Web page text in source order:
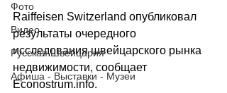
Фото
Видео
Русская Швейцария
Афиша - Выставки - Музеи
Raiffeisen Switzerland опубликовал
результаты очередного
исследования швейцарского рынка
недвижимости, сообщает
Econostrum.info.